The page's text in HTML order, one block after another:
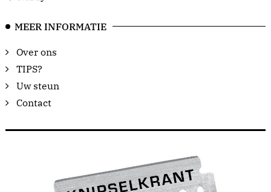
MEER INFORMATIE
Over ons
TIPS?
Uw steun
Contact